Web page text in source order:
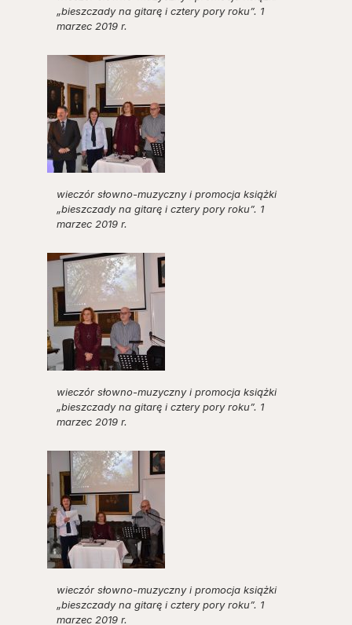
„bieszczady na gitarę i cztery pory roku”. 1
marzec 2019 r.
wieczór słowno-muzyczny i promocja książki
„bieszczady na gitarę i cztery pory roku”. 1
marzec 2019 r.
wieczór słowno-muzyczny i promocja książki
„bieszczady na gitarę i cztery pory roku”. 1
marzec 2019 r.
wieczór słowno-muzyczny i promocja książki
„bieszczady na gitarę i cztery pory roku”. 1
marzec 2019 r.